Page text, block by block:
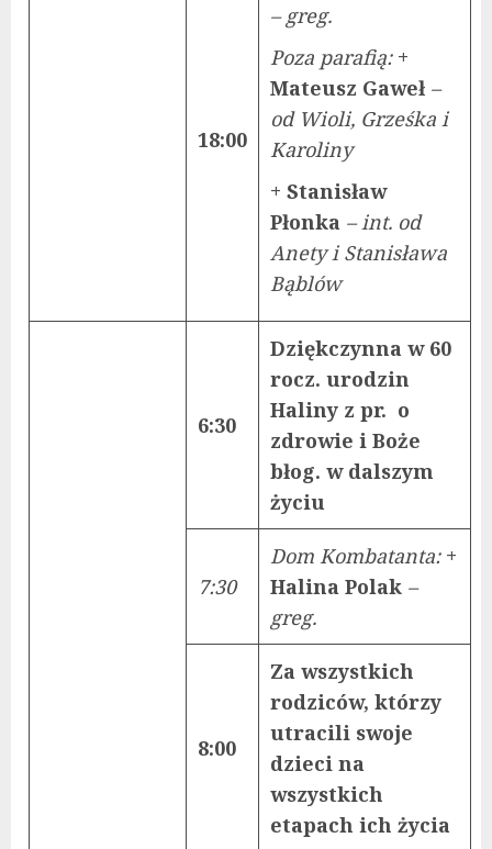
18:00
– greg.
Poza parafią:+
Mateusz Gaweł –
od Wioli, Grześka i
Karoliny
+ Stanisław
Płonka – int. od
Anety i Stanisława
Bąblów
6:30
Dziękczynna w 60
rocz. urodzin
Haliny z pr. o
zdrowie i Boże
błog. w dalszym
życiu
7:30
Dom Kombatanta: +
Halina Polak –
greg.
8:00
Za wszystkich
rodziców, którzy
utracili swoje
dzieci na
wszystkich
etapach ich życia